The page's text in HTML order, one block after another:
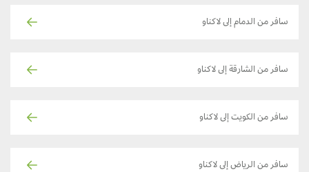
سافر من الدمام إلى لاكناو
سافر من الشارقة إلى لاكناو
سافر من الكويت إلى لاكناو
سافر من الرياض إلى لاكناو